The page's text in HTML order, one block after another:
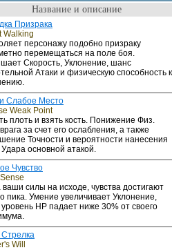
Название и описание
Призрака
Walking
персонажу подобно призраку
перемещаться на поле боя.
Скорость, Уклонение, шанс
Атаки и физическую способность к
Слабое Место
Weak Point
плоть и взять кость. Понижение Физ.
за счет его ослабления, а также
Точности и вероятности нанесения
Удара основной атакой.
Чувство
ваши силы на исходе, чувства достигают
пика. Умение увеличивает Уклонение,
уровень HP падает ниже 30% от своего
Will